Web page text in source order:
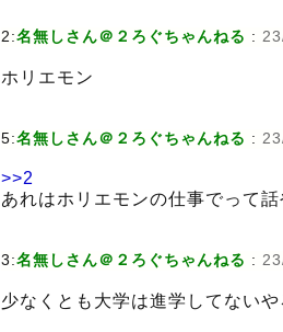
2:名無しさん＠２ろぐちゃんねる :
ホリエモン
5:名無しさん＠２ろぐちゃんねる :
>>2
あれはホリエモンの仕事でって話
3:名無しさん＠２ろぐちゃんねる :
少なくとも大学は進学してない